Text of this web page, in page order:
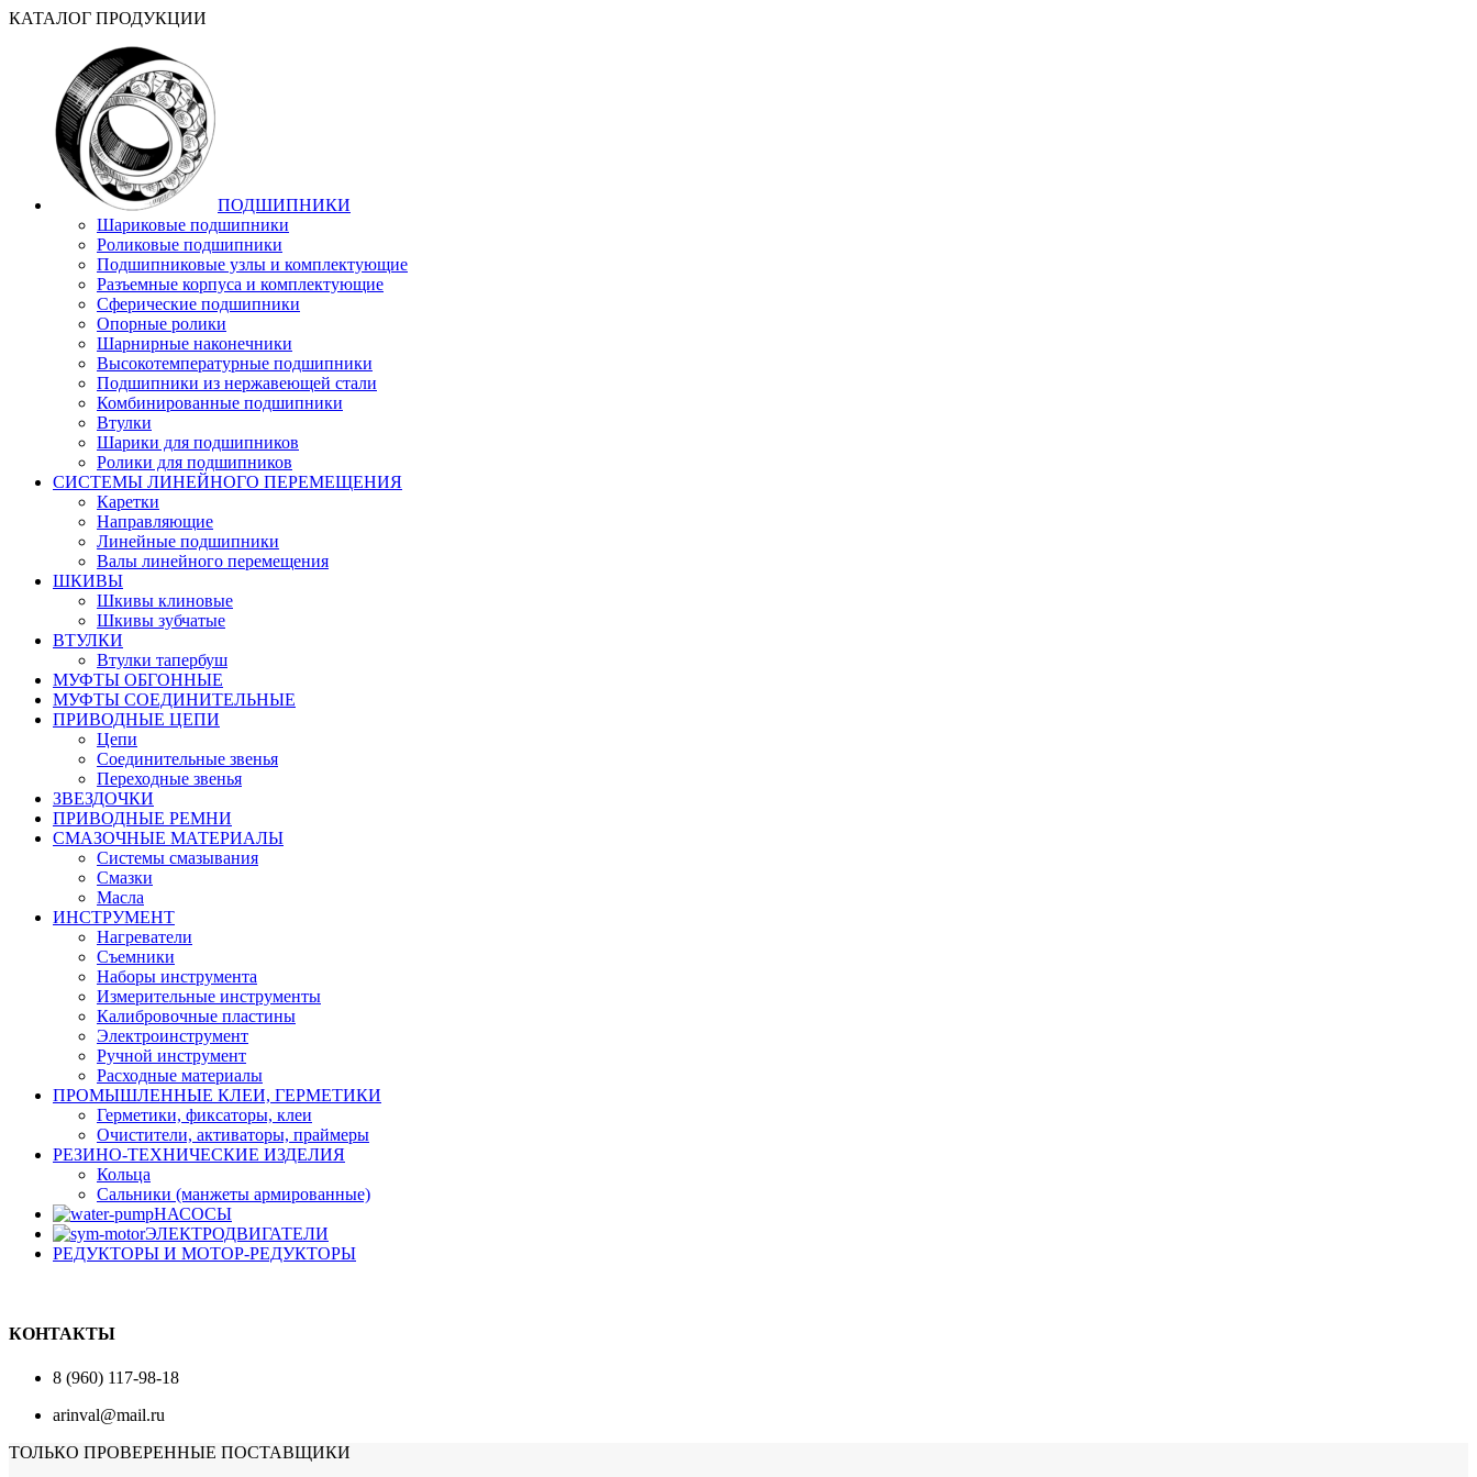
КАТАЛОГ ПРОДУКЦИИ
ПОДШИПНИКИ
Шариковые подшипники
Роликовые подшипники
Подшипниковые узлы и комплектующие
Разъемные корпуса и комплектующие
Сферические подшипники
Опорные ролики
Шарнирные наконечники
Высокотемпературные подшипники
Подшипники из нержавеющей стали
Комбинированные подшипники
Втулки
Шарики для подшипников
Ролики для подшипников
СИСТЕМЫ ЛИНЕЙНОГО ПЕРЕМЕЩЕНИЯ
Каретки
Направляющие
Линейные подшипники
Валы линейного перемещения
ШКИВЫ
Шкивы клиновые
Шкивы зубчатые
ВТУЛКИ
Втулки тапербуш
МУФТЫ ОБГОННЫЕ
МУФТЫ СОЕДИНИТЕЛЬНЫЕ
ПРИВОДНЫЕ ЦЕПИ
Цепи
Соединительные звенья
Переходные звенья
ЗВЕЗДОЧКИ
ПРИВОДНЫЕ РЕМНИ
СМАЗОЧНЫЕ МАТЕРИАЛЫ
Системы смазывания
Смазки
Масла
ИНСТРУМЕНТ
Нагреватели
Съемники
Наборы инструмента
Измерительные инструменты
Калибровочные пластины
Электроинструмент
Ручной инструмент
Расходные материалы
ПРОМЫШЛЕННЫЕ КЛЕИ, ГЕРМЕТИКИ
Герметики, фиксаторы, клеи
Очистители, активаторы, праймеры
РЕЗИНО-ТЕХНИЧЕСКИЕ ИЗДЕЛИЯ
Кольца
Сальники (манжеты армированные)
НАСОСЫ
ЭЛЕКТРОДВИГАТЕЛИ
РЕДУКТОРЫ И МОТОР-РЕДУКТОРЫ
КОНТАКТЫ
8 (960) 117-98-18
arinval@mail.ru
ТОЛЬКО ПРОВЕРЕННЫЕ ПОСТАВЩИКИ